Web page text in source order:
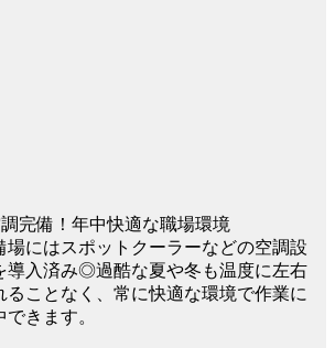
完備！年中快適な職場環境
場にはスポットクーラーなどの空調設
導入済み◎過酷な夏や冬も温度に左右
ることなく、常に快適な環境で作業に
できます。